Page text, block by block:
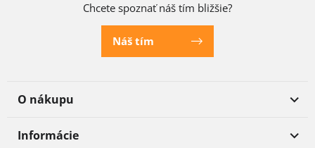
Chcete spoznať náš tím bližšie?
Náš tím
O nákupu
Informácie